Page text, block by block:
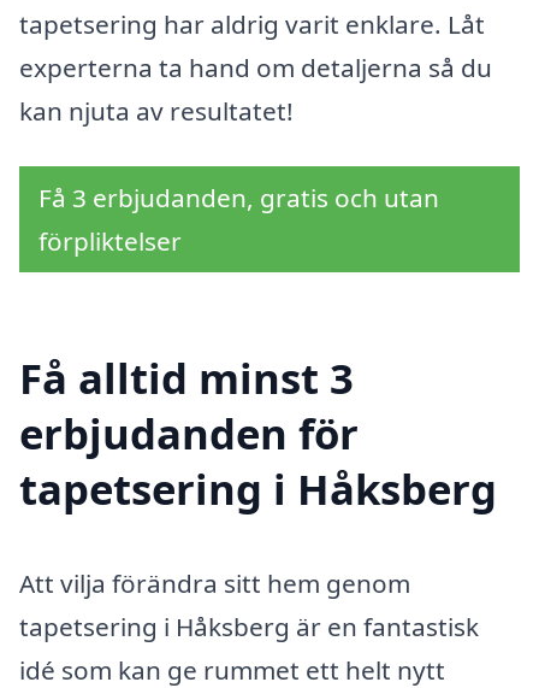
tapetsering har aldrig varit enklare. Låt
experterna ta hand om detaljerna så du
kan njuta av resultatet!
Få 3 erbjudanden, gratis och utan
förpliktelser
Få alltid minst 3
erbjudanden för
tapetsering i Håksberg
Att vilja förändra sitt hem genom
tapetsering i Håksberg är en fantastisk
idé som kan ge rummet ett helt nytt